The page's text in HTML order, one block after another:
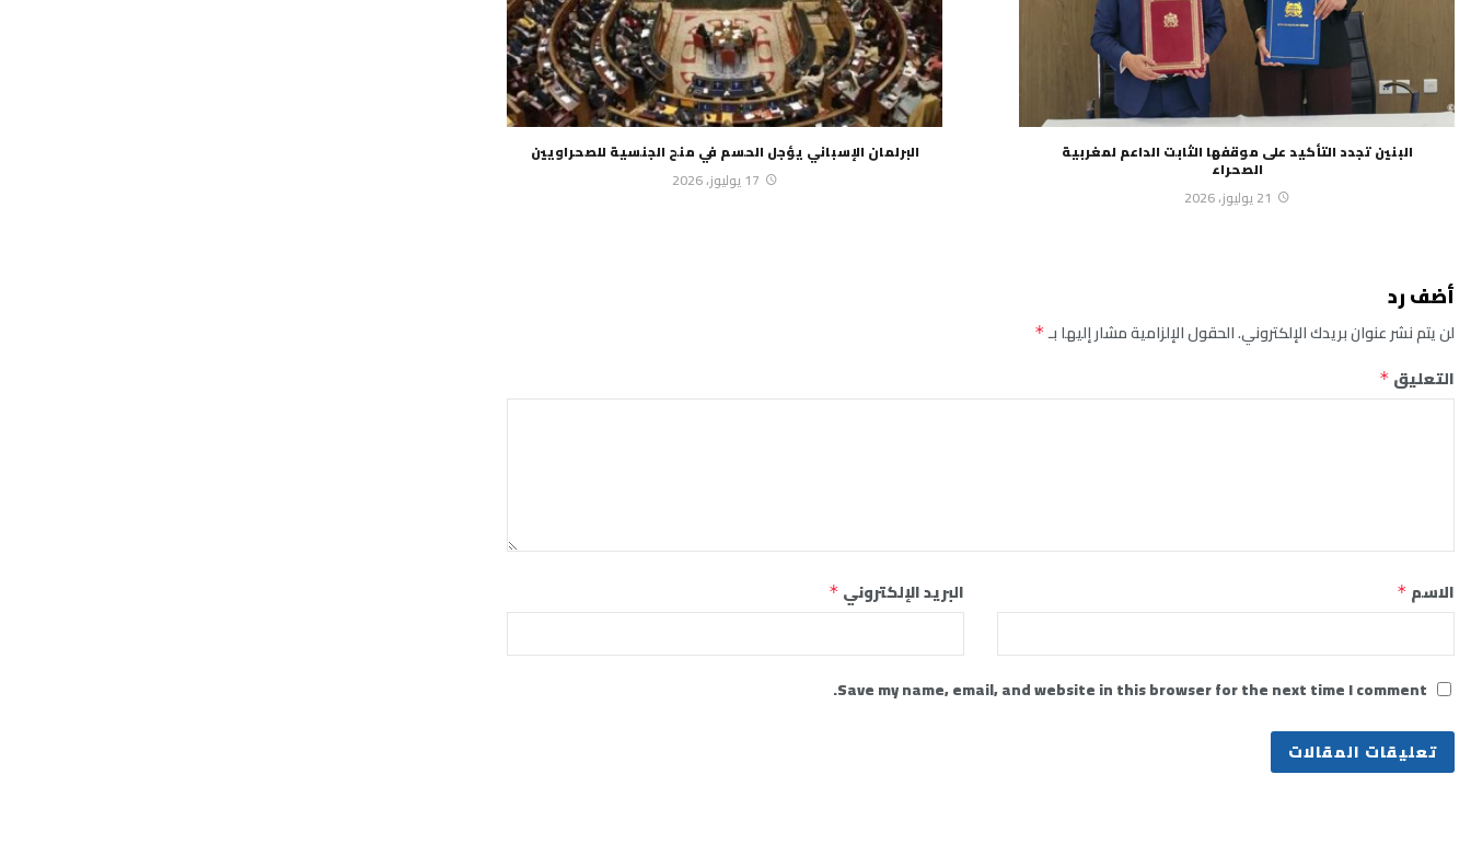
البنين تجدد التأكيد على موقفها الثابت الداعم لمغربية
الصحراء
21 يوليوز، 2026
البرلمان الإسباني يؤجل الحسم في منح الجنسية للصحراويين
17 يوليوز، 2026
أضف رد
لن يتم نشر عنوان بريدك الإلكتروني.الحقول الإلزامية مشار إليها بـ*
التعليق *
الاسم * البريد الإلكتروني *
Save my name, email, and website in this browser for the next time I comment.